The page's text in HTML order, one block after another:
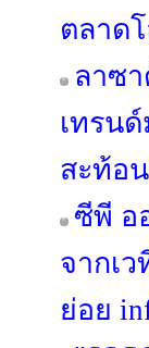
ตลาด
ลาซ
เทรน
สะท้อ
ซีพี อ
จากเ
ย่อย